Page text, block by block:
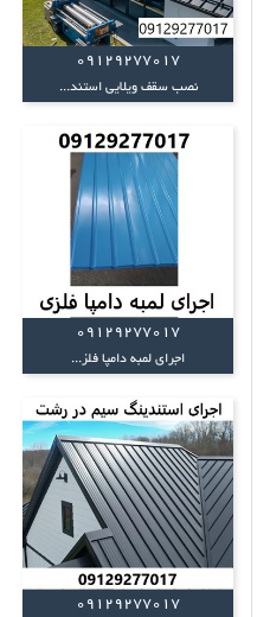
09129277017
نصب سقف ویلایی استند...
09129277017
اجرای لمبه دامپا فلز...
09129277017